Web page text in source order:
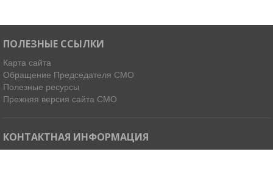
ПОЛЕЗНЫЕ ССЫЛКИ
Карта сайта
Обращение Председателя СМО
Полезные ресурсы
Прежняя версия сайта СМО
КОНТАКТНАЯ ИНФОРМАЦИЯ